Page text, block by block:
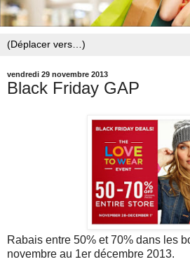
vendredi 29 novembre 2013
Black Friday GAP
Rabais entre 50% et 70% dans les
novembre au 1er décembre 2013.